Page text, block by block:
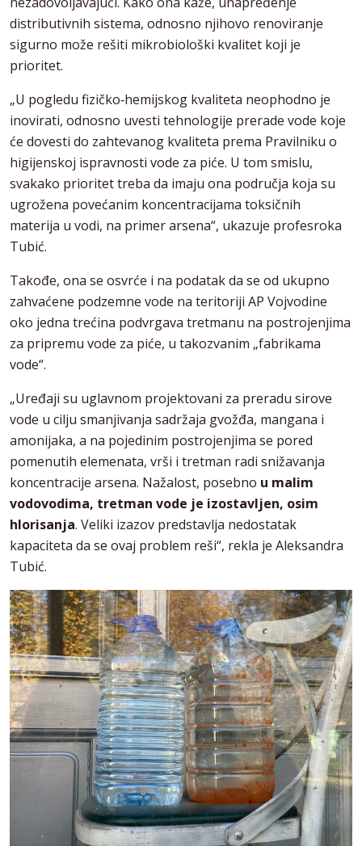
distributivnih sistema, odnosno njihovo renoviranje
sigurno može rešiti mikrobiološki kvalitet koji je
prioritet.
„U pogledu fizičko‐hemijskog kvaliteta neophodno je
inovirati, odnosno uvesti tehnologije prerade vode koje
će dovesti do zahtevanog kvaliteta prema Pravilniku o
higijenskoj ispravnosti vode za piće. U tom smislu,
svakako prioritet treba da imaju ona područja koja su
ugrožena povećanim koncentracijama toksičnih
materija u vodi, na primer arsena“, ukazuje profesroka
Tubić.
Takođe, ona se osvrće i na podatak da se od ukupno
zahvaćene podzemne vode na teritoriji AP Vojvodine
oko jedna trećina podvrgava tretmanu na postrojenjima
za pripremu vode za piće, u takozvanim „fabrikama
vode“.
„Uređaji su uglavnom projektovani za preradu sirove
vode u cilju smanjivanja sadržaja gvožđa, mangana i
amonijaka, a na pojedinim postrojenjima se pored
pomenutih elemenata, vrši i tretman radi snižavanja
koncentracije arsena. Nažalost, posebno u malim
vodovodima, tretman vode je izostavljen, osim
hlorisanja. Veliki izazov predstavlja nedostatak
kapaciteta da se ovaj problem reši“, rekla je Aleksandra
Tubić.